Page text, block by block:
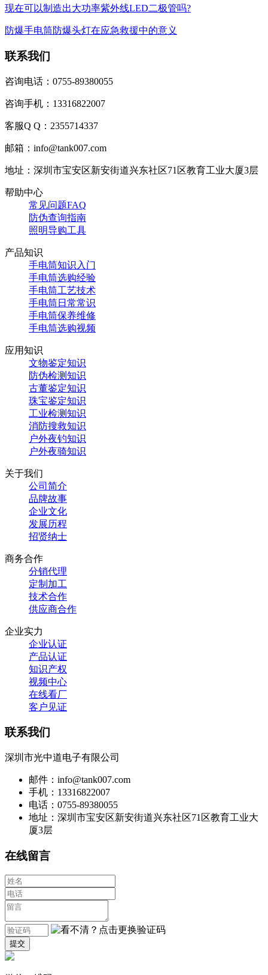
现在可以制造出大功率紫外线LED二极管吗?
防爆手电筒防爆头灯在应急救援中的意义
联系我们
咨询电话：0755-89380055
咨询手机：13316822007
客服Q Q：2355714337
邮箱：info@tank007.com
地址：深圳市宝安区新安街道兴东社区71区教育工业大厦3层
帮助中心
常见问题FAQ
防伪查询指南
照明导购工具
产品知识
手电筒知识入门
手电筒选购经验
手电筒工艺技术
手电筒日常常识
手电筒保养维修
手电筒选购视频
应用知识
文物鉴定知识
防伪检测知识
古董鉴定知识
珠宝鉴定知识
工业检测知识
消防搜救知识
户外夜钓知识
户外夜骑知识
关于我们
公司简介
品牌故事
企业文化
发展历程
招贤纳士
商务合作
分销代理
定制加工
技术合作
供应商合作
企业实力
企业认证
产品认证
知识产权
视频中心
在线看厂
客户见证
联系我们
深圳市光中道电子有限公司
邮件：info@tank007.com
手机：13316822007
电话：0755-89380055
地址：深圳市宝安区新安街道兴东社区71区教育工业大
厦3层
在线留言